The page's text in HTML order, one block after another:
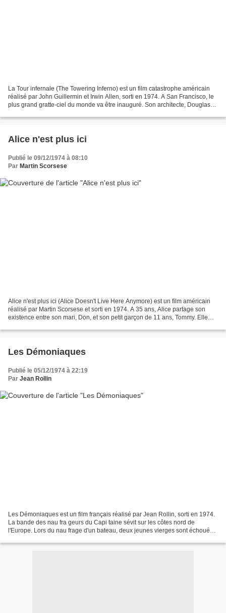
La Tour infernale (The Towering Inferno) est un film catastrophe américain
réalisé par John Guillermin et Irwin Allen, sorti en 1974. A San Francisco, le
plus grand gratte-ciel du monde va être inauguré. Son architecte, Douglas
Alice n'est plus ici
Publié le 09/12/1974 à 08:10
Par Martin Scorsese
Alice n'est plus ici (Alice Doesn't Live Here Anymore) est un film américain
réalisé par Martin Scorsese et sorti en 1974. A 35 ans, Alice partage son
existence entre son mari, Don, et son petit garçon de 11 ans, Tommy. Elle
Les Démoniaques
Publié le 05/12/1974 à 22:19
Par Jean Rollin
Les Démoniaques est un film français réalisé par Jean Rollin, sorti en 1974.
La bande des nau fra geurs du Capi taine sévit sur les côtes nord de
l'Europe. Lors du nau frage d'un bateau, deux jeunes vierges sont échouées